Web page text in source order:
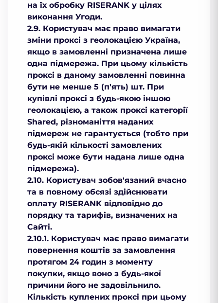
на їх обробку RISERANK у цілях
виконання Угоди.
2.9. Користувач має право вимагати
зміни проксі з геолокацією Україна,
якщо в замовленні призначена лише
одна підмережа. При цьому кількість
проксі в даному замовленні повинна
бути не менше 5 (п'ять) шт. При
купівлі проксі з будь-якою іншою
геолокацією, а також проксі категорії
Shared, різноманіття наданих
підмереж не гарантується (тобто при
будь-якій кількості замовлених
проксі може бути надана лише одна
підмережа).
2.10. Користувач зобов'язаний вчасно
та в повному обсязі здійснювати
оплату RISERANK відповідно до
порядку та тарифів, визначених на
Сайті.
2.10.1. Користувач має право вимагати
повернення коштів за замовлення
протягом 24 годин з моменту
покупки, якщо воно з будь-якої
причини його не задовільнило.
Кількість куплених проксі при цьому